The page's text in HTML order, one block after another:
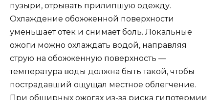
пузыри, отрывать прилипшую одежду.
Охлаждение обожженной поверхности
уменьшает отек и снимает боль. Локальные
ожоги можно охлаждать водой, направляя
струю на обожженную поверхность —
температура воды должна быть такой, чтобы
пострадавший ощущал местное облегчение.
При обширных ожогах из-за риска гипотермии